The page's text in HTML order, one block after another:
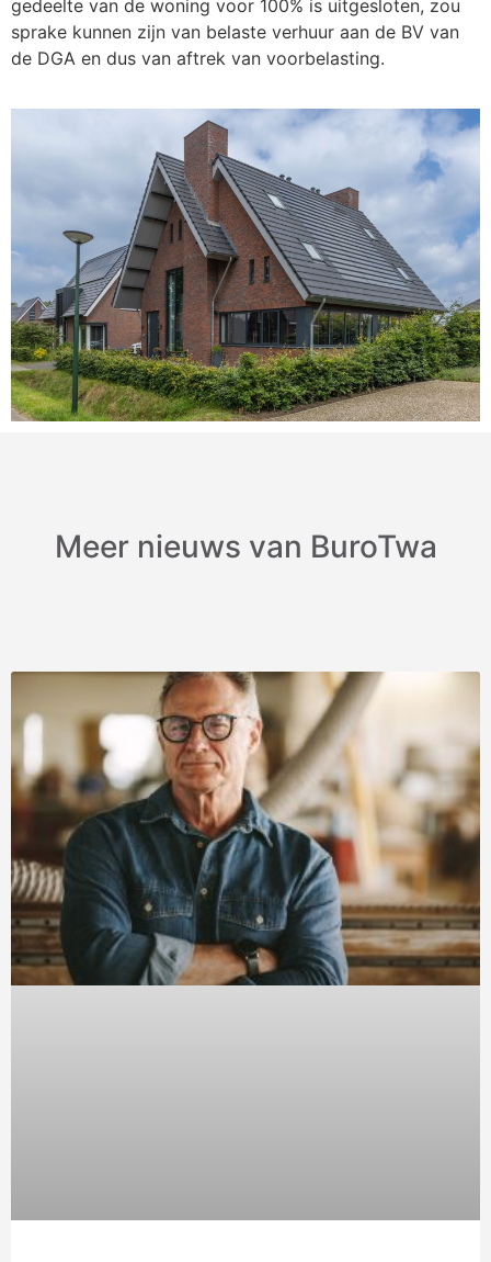
gedeelte van de woning voor 100% is uitgesloten, zou
sprake kunnen zijn van belaste verhuur aan de BV van
de DGA en dus van aftrek van voorbelasting.
Meer nieuws van BuroTwa